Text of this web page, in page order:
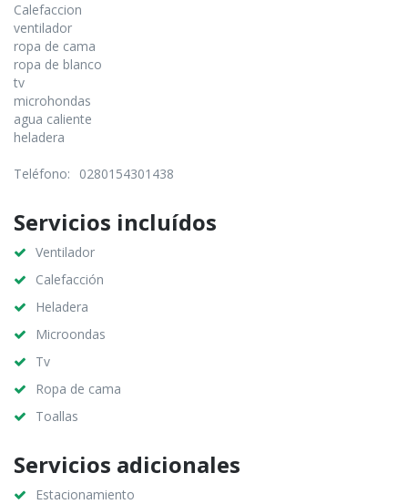
Calefaccion
ventilador
ropa de cama
ropa de blanco
tv
microhondas
agua caliente
heladera
Teléfono: 0280154301438
Servicios incluídos
Ventilador
Calefacción
Heladera
Microondas
Tv
Ropa de cama
Toallas
Servicios adicionales
Estacionamiento